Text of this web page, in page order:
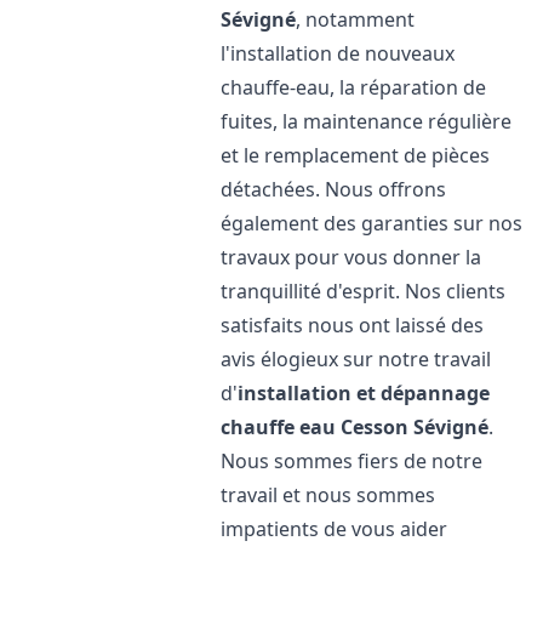
Sévigné, notamment
l'installation de nouveaux
chauffe-eau, la réparation de
fuites, la maintenance régulière
et le remplacement de pièces
détachées. Nous offrons
également des garanties sur nos
travaux pour vous donner la
tranquillité d'esprit. Nos clients
satisfaits nous ont laissé des
avis élogieux sur notre travail
d'installation et dépannage
chauffe eau Cesson Sévigné.
Nous sommes fiers de notre
travail et nous sommes
impatients de vous aider